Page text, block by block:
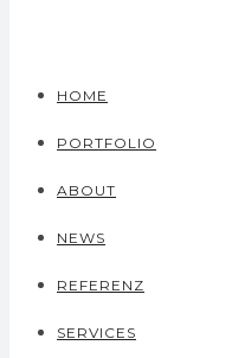
HOME
PORTFOLIO
ABOUT
NEWS
REFERENZ
SERVICES